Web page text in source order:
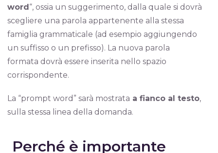
word“, ossia un suggerimento, dalla quale si dovrà
scegliere una parola appartenente alla stessa
famiglia grammaticale (ad esempio aggiungendo
un suffisso o un prefisso). La nuova parola
formata dovrà essere inserita nello spazio
corrispondente.
La “prompt word” sarà mostrata a fianco al testo,
sulla stessa linea della domanda.
Perché è importante